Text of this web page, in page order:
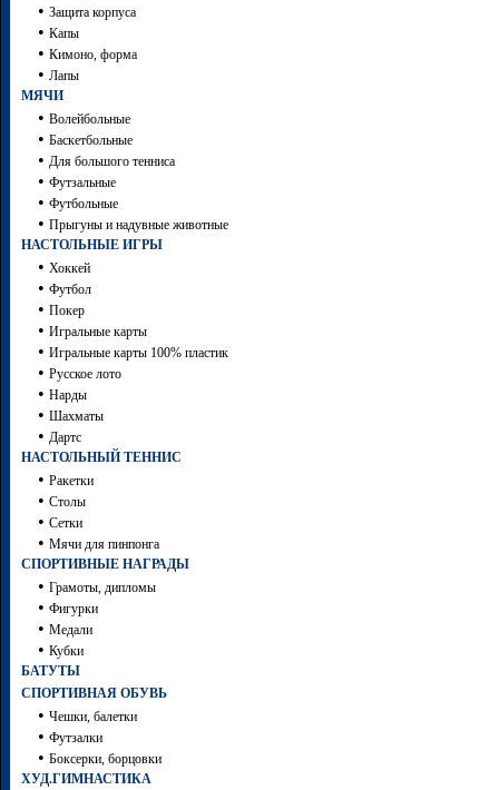
• Защита корпуса
• Капы
• Кимоно, форма
• Лапы
МЯЧИ
• Волейбольные
• Баскетбольные
• Для большого тенниса
• Футзальные
• Футбольные
• Прыгуны и надувные животные
НАСТОЛЬНЫЕ ИГРЫ
• Хоккей
• Футбол
• Покер
• Игральные карты
• Игральные карты 100% пластик
• Русское лото
• Нарды
• Шахматы
• Дартc
НАСТОЛЬНЫЙ ТЕННИС
• Ракетки
• Столы
• Сетки
• Мячи для пинпонга
СПОРТИВНЫЕ НАГРАДЫ
• Грамоты, дипломы
• Фигурки
• Медали
• Кубки
БАТУТЫ
СПОРТИВНАЯ ОБУВЬ
• Чешки, балетки
• Футзалки
• Боксерки, борцовки
ХУД.ГИМНАСТИКА